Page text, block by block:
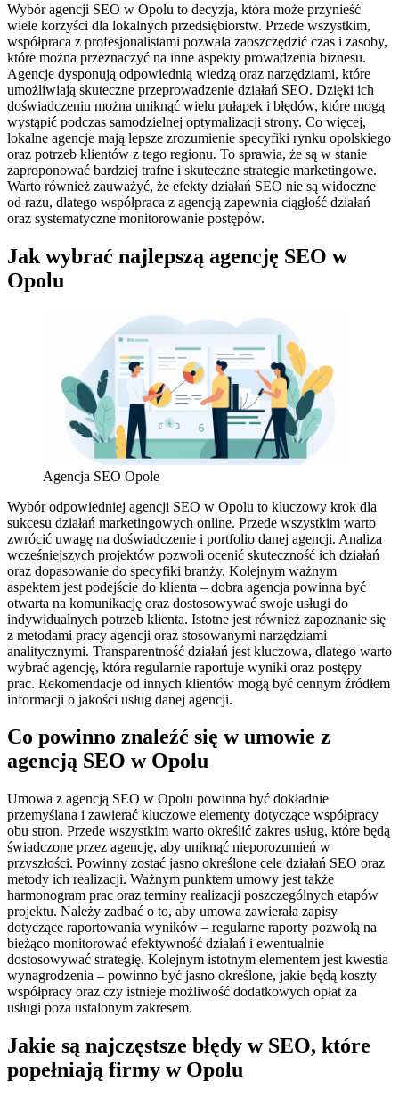
Wybór agencji SEO w Opolu to decyzja, która może przynieść
wiele korzyści dla lokalnych przedsiębiorstw. Przede wszystkim,
współpraca z profesjonalistami pozwala zaoszczędzić czas i zasoby,
które można przeznaczyć na inne aspekty prowadzenia biznesu.
Agencje dysponują odpowiednią wiedzą oraz narzędziami, które
umożliwiają skuteczne przeprowadzenie działań SEO. Dzięki ich
doświadczeniu można uniknąć wielu pułapek i błędów, które mogą
wystąpić podczas samodzielnej optymalizacji strony. Co więcej,
lokalne agencje mają lepsze zrozumienie specyfiki rynku opolskiego
oraz potrzeb klientów z tego regionu. To sprawia, że są w stanie
zaproponować bardziej trafne i skuteczne strategie marketingowe.
Warto również zauważyć, że efekty działań SEO nie są widoczne
od razu, dlatego współpraca z agencją zapewnia ciągłość działań
oraz systematyczne monitorowanie postępów.
Jak wybrać najlepszą agencję SEO w
Opolu
Agencja SEO Opole
Wybór odpowiedniej agencji SEO w Opolu to kluczowy krok dla
sukcesu działań marketingowych online. Przede wszystkim warto
zwrócić uwagę na doświadczenie i portfolio danej agencji. Analiza
wcześniejszych projektów pozwoli ocenić skuteczność ich działań
oraz dopasowanie do specyfiki branży. Kolejnym ważnym
aspektem jest podejście do klienta – dobra agencja powinna być
otwarta na komunikację oraz dostosowywać swoje usługi do
indywidualnych potrzeb klienta. Istotne jest również zapoznanie się
z metodami pracy agencji oraz stosowanymi narzędziami
analitycznymi. Transparentność działań jest kluczowa, dlatego warto
wybrać agencję, która regularnie raportuje wyniki oraz postępy
prac. Rekomendacje od innych klientów mogą być cennym źródłem
informacji o jakości usług danej agencji.
Co powinno znaleźć się w umowie z
agencją SEO w Opolu
Umowa z agencją SEO w Opolu powinna być dokładnie
przemyślana i zawierać kluczowe elementy dotyczące współpracy
obu stron. Przede wszystkim warto określić zakres usług, które będą
świadczone przez agencję, aby uniknąć nieporozumień w
przyszłości. Powinny zostać jasno określone cele działań SEO oraz
metody ich realizacji. Ważnym punktem umowy jest także
harmonogram prac oraz terminy realizacji poszczególnych etapów
projektu. Należy zadbać o to, aby umowa zawierała zapisy
dotyczące raportowania wyników – regularne raporty pozwolą na
bieżąco monitorować efektywność działań i ewentualnie
dostosowywać strategię. Kolejnym istotnym elementem jest kwestia
wynagrodzenia – powinno być jasno określone, jakie będą koszty
współpracy oraz czy istnieje możliwość dodatkowych opłat za
usługi poza ustalonym zakresem.
Jakie są najczęstsze błędy w SEO, które
popełniają firmy w Opolu